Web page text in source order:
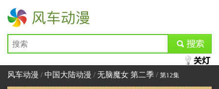
风车动漫
submit
风车动漫 / 中国大陆动漫 /无脑魔女 第二季 / 第12集